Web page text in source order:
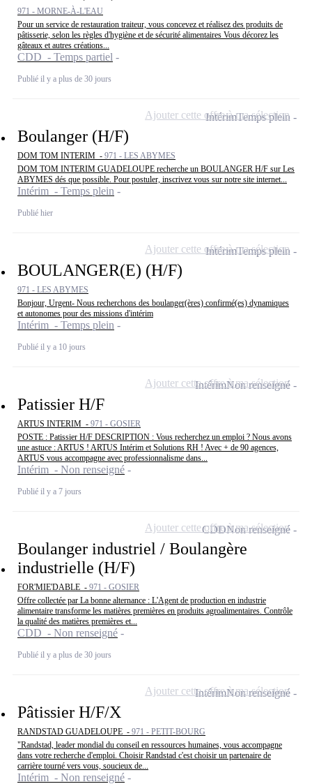
971 - MORNE-À-L'EAU
Pour un service de restauration traiteur, vous concevez et réalisez des produits de
pâtisserie, selon les règles d'hygiène et de sécurité alimentaires Vous décorez les
gâteaux et autres créations...
CDD - Temps partiel
Publié il y a plus de 30 jours
Boulanger (H/F)
DOM TOM INTERIM - 971 - LES ABYMES
DOM TOM INTERIM GUADELOUPE recherche un BOULANGER H/F sur Les
ABYMES dés que possible. Pour postuler, inscrivez vous sur notre site internet...
Intérim - Temps plein
Publié hier
IntérimTemps plein
Ajouter cette offre à ma sélection
BOULANGER(E) (H/F)
971 - LES ABYMES
Bonjour, Urgent- Nous recherchons des boulanger(ères) confirmé(es) dynamiques
et autonomes pour des missions d'intérim
Intérim - Temps plein
Publié il y a 10 jours
IntérimTemps plein
Ajouter cette offre à ma sélection
Patissier H/F
ARTUS INTERIM - 971 - GOSIER
POSTE : Patissier H/F DESCRIPTION : Vous recherchez un emploi ? Nous avons
une astuce : ARTUS ! ARTUS Intérim et Solutions RH ! Avec + de 90 agences,
ARTUS vous accompagne avec professionnalisme dans...
Intérim - Non renseigné
Publié il y a 7 jours
IntérimNon renseigné
Ajouter cette offre à ma sélection
Boulanger industriel / Boulangère
industrielle (H/F)
FOR'MIE'DABLE - 971 - GOSIER
Offre collectée par La bonne alternance : L'Agent de production en industrie
alimentaire transforme les matières premières en produits agroalimentaires. Contrôle
la qualité des matières premières et...
CDD - Non renseigné
Publié il y a plus de 30 jours
CDDNon renseigné
Ajouter cette offre à ma sélection
Pâtissier H/F/X
RANDSTAD GUADELOUPE - 971 - PETIT-BOURG
"Randstad, leader mondial du conseil en ressources humaines, vous accompagne
dans votre recherche d'emploi. Choisir Randstad c'est choisir un partenaire de
carrière tourné vers vous, soucieux de...
Intérim - Non renseigné
IntérimNon renseigné
Ajouter cette offre à ma sélection